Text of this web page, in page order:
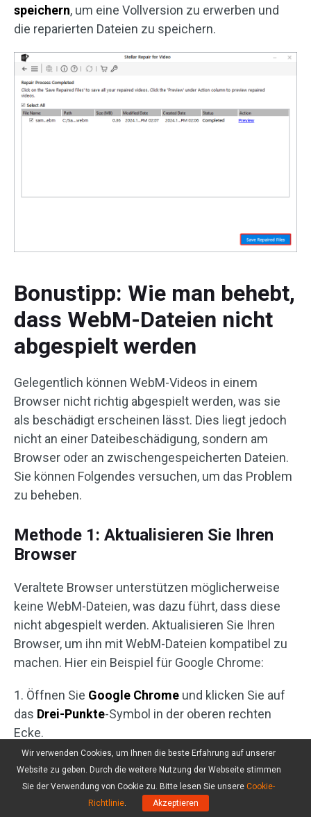
speichern, um eine Vollversion zu erwerben und
die reparierten Dateien zu speichern.
Bonustipp: Wie man behebt,
dass WebM-Dateien nicht
abgespielt werden
Gelegentlich können WebM-Videos in einem
Browser nicht richtig abgespielt werden, was sie
als beschädigt erscheinen lässt. Dies liegt jedoch
nicht an einer Dateibeschädigung, sondern am
Browser oder an zwischengespeicherten Dateien.
Sie können Folgendes versuchen, um das Problem
zu beheben.
Methode 1: Aktualisieren Sie Ihren
Browser
Veraltete Browser unterstützen möglicherweise
keine WebM-Dateien, was dazu führt, dass diese
nicht abgespielt werden. Aktualisieren Sie Ihren
Browser, um ihn mit WebM-Dateien kompatibel zu
machen. Hier ein Beispiel für Google Chrome:
1. Öffnen Sie Google Chrome und klicken Sie auf
das Drei-Punkte-Symbol in der oberen rechten
Ecke.
2. Wählen Sie Hilfe>Über Google Chrome.
3. Es wird geprüft, ob ein Update verfügbar ist.
Wir verwenden Cookies, um Ihnen die beste Erfahrung auf unserer
Website zu geben. Durch die weitere Nutzung der Webseite stimmen
Sie der Verwendung von Cookie zu. Bitte lesen Sie unsere Cookie-
Richtlinie. Akzeptieren